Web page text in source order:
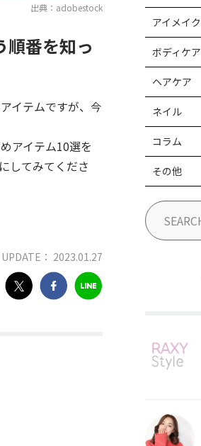
出典：adobestock
順番を知っ
イテムですが、今
アイテム10選を
してみてくださ
UPDATE： 2023.01.27
アイメイク
ボディケア
ヘアケア
ネイル
コラム
その他